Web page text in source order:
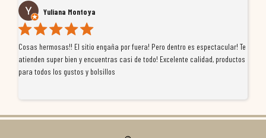
Yuliana Montoya
Cosas hermosas!! El sitio engaña por fuera! Pero dentro es espectacular! Te
atienden super bien y encuentras casi de todo! Excelente calidad, productos
para todos los gustos y bolsillos